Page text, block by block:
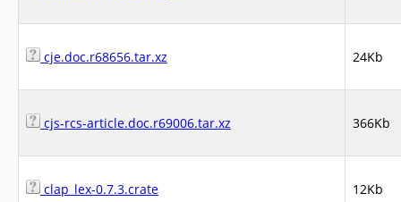
cje.doc.r68656.tar.xz 24Kb
cjs-rcs-article.doc.r69006.tar.xz 366Kb
clap_lex-0.7.3.crate 12Kb